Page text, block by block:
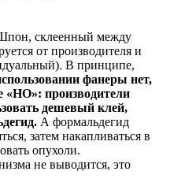
склеенный между
от производителя и
В принципе,
фанеры нет,
«НО»: производители
дешевый клей,
А формальдегид
затем накапливаться в
опухоли.
не выводится, это